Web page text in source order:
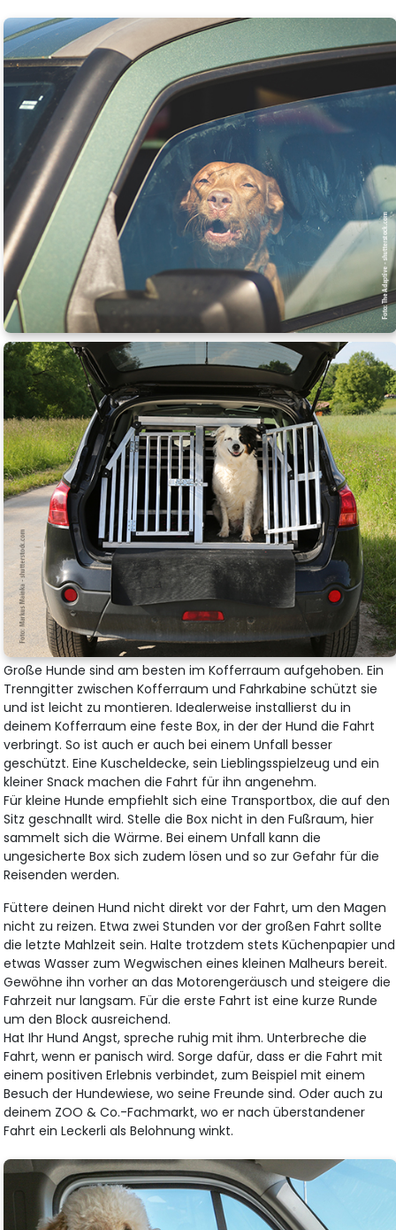
Große Hunde sind am besten im Kofferraum aufgehoben. Ein
Trenngitter zwischen Kofferraum und Fahrkabine schützt sie
und ist leicht zu montieren. Idealerweise installierst du in
deinem Kofferraum eine feste Box, in der der Hund die Fahrt
verbringt. So ist auch er auch bei einem Unfall besser
geschützt. Eine Kuscheldecke, sein Lieblingsspielzeug und ein
kleiner Snack machen die Fahrt für ihn angenehm.
Für kleine Hunde empfiehlt sich eine Transportbox, die auf den
Sitz geschnallt wird. Stelle die Box nicht in den Fußraum, hier
sammelt sich die Wärme. Bei einem Unfall kann die
ungesicherte Box sich zudem lösen und so zur Gefahr für die
Reisenden werden.
Füttere deinen Hund nicht direkt vor der Fahrt, um den Magen
nicht zu reizen. Etwa zwei Stunden vor der großen Fahrt sollte
die letzte Mahlzeit sein. Halte trotzdem stets Küchenpapier und
etwas Wasser zum Wegwischen eines kleinen Malheurs bereit.
Gewöhne ihn vorher an das Motorengeräusch und steigere die
Fahrzeit nur langsam. Für die erste Fahrt ist eine kurze Runde
um den Block ausreichend.
Hat Ihr Hund Angst, spreche ruhig mit ihm. Unterbreche die
Fahrt, wenn er panisch wird. Sorge dafür, dass er die Fahrt mit
einem positiven Erlebnis verbindet, zum Beispiel mit einem
Besuch der Hundewiese, wo seine Freunde sind. Oder auch zu
deinem ZOO & Co.-Fachmarkt, wo er nach überstandener
Fahrt ein Leckerli als Belohnung winkt.